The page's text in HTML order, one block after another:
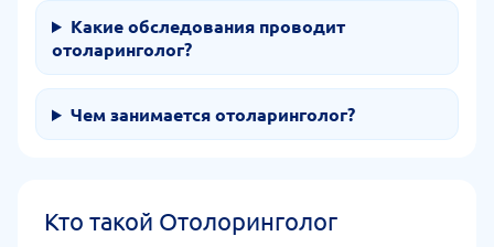
Какие обследования проводит
отоларинголог?
Чем занимается отоларинголог?
Кто такой Отолоринголог